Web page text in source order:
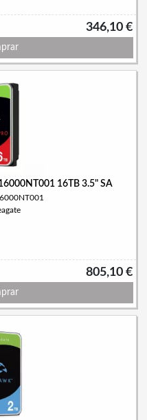
346,10 €
16TB 3.5" SA
805,10 €